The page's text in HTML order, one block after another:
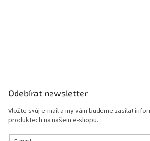
Odebírat newsletter
Vložte svůj e-mail a my vám budeme zasílat
produktech na našem e-shopu.